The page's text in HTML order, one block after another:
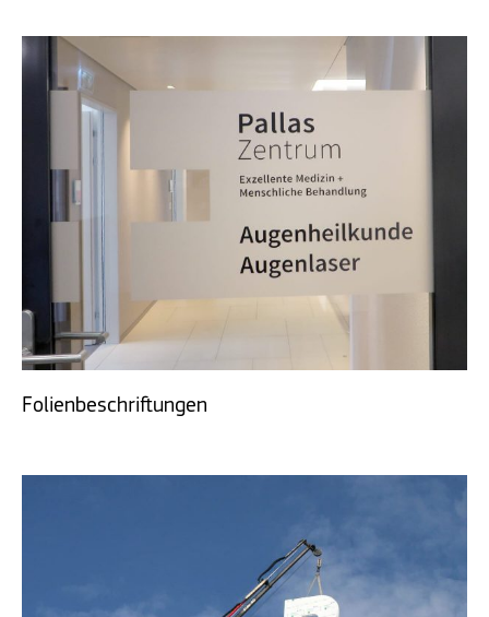
Folienbeschriftungen